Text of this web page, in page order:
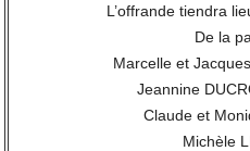
L’offrande tiendra
De la
Marcelle et
Jeannine
Claude et
Michèle